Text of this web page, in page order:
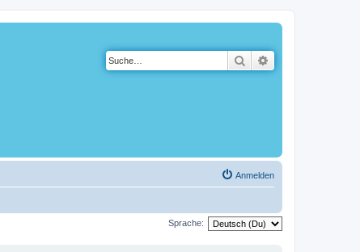
Suche
Anmelden
Sprache: